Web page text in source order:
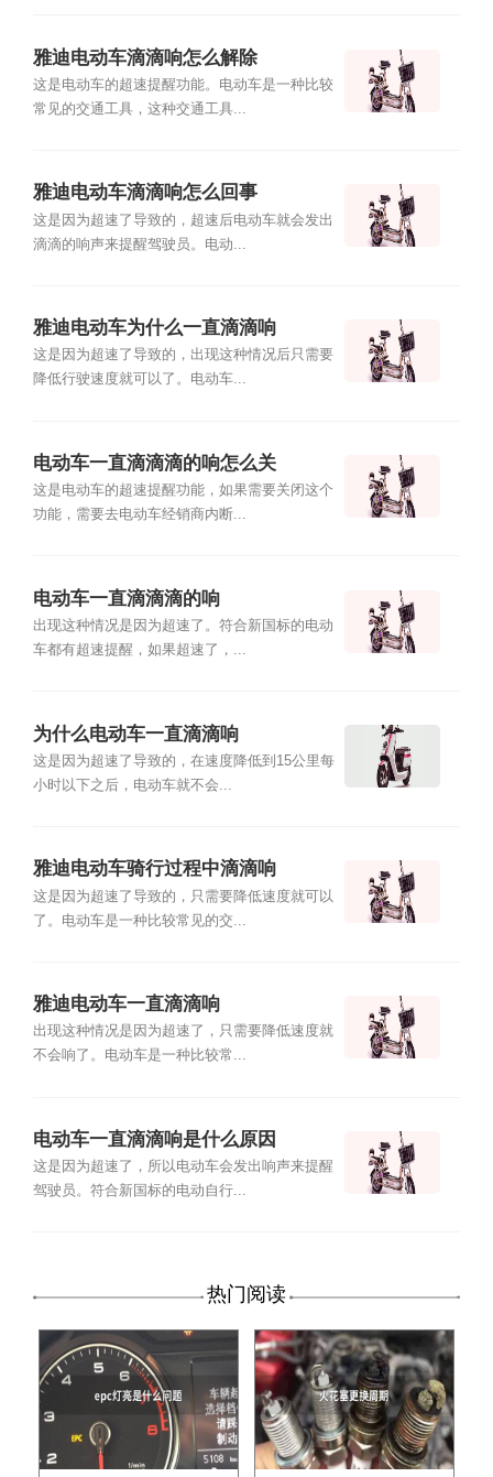
雅迪电动车滴滴响怎么解除
这是电动车的超速提醒功能。电动车是一种比较
常见的交通工具，这种交通工具...
雅迪电动车滴滴响怎么回事
这是因为超速了导致的，超速后电动车就会发出
滴滴的响声来提醒驾驶员。电动...
雅迪电动车为什么一直滴滴响
这是因为超速了导致的，出现这种情况后只需要
降低行驶速度就可以了。电动车...
电动车一直滴滴滴的响怎么关
这是电动车的超速提醒功能，如果需要关闭这个
功能，需要去电动车经销商内断...
电动车一直滴滴滴的响
出现这种情况是因为超速了。符合新国标的电动
车都有超速提醒，如果超速了，...
为什么电动车一直滴滴响
这是因为超速了导致的，在速度降低到15公里每
小时以下之后，电动车就不会...
雅迪电动车骑行过程中滴滴响
这是因为超速了导致的，只需要降低速度就可以
了。电动车是一种比较常见的交...
雅迪电动车一直滴滴响
出现这种情况是因为超速了，只需要降低速度就
不会响了。电动车是一种比较常...
电动车一直滴滴响是什么原因
这是因为超速了，所以电动车会发出响声来提醒
驾驶员。符合新国标的电动自行...
热门阅读